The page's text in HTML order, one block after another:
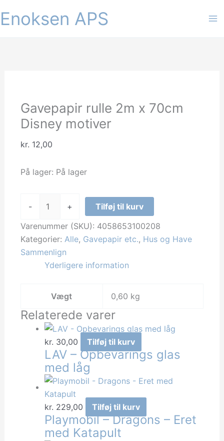
til
Enoksen APS
Gavepapir rulle 2m x 70cm
Disney motiver
kr. 12,00
På lager: På lager
-
2m
x
70cm
Disney
+
Tilføj til kurv
Varenummer (SKU): 4058653100208
Kategorier: Alle, Gavepapir etc., Hus og Have
Sammenlign
Yderligere information
Vægt 0,60 kg
Relaterede varer
kr. 30,00 Tilføj til kurv
LAV – Opbevarings glas
med låg
kr. 229,00 Tilføj til kurv
Playmobil – Dragons – Eret
med Katapult
Tilbud!
Tilbud!